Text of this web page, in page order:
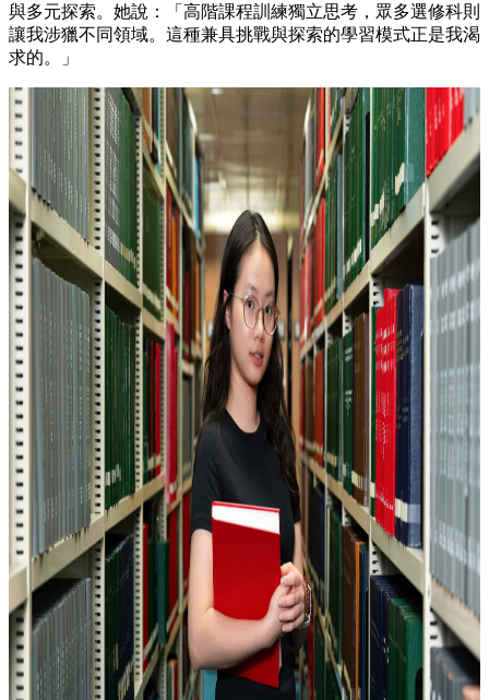
與多元探索。她說：「高階課程訓練獨立思考，眾多選修科則
讓我涉獵不同領域。這種兼具挑戰與探索的學習模式正是我渴
求的。」